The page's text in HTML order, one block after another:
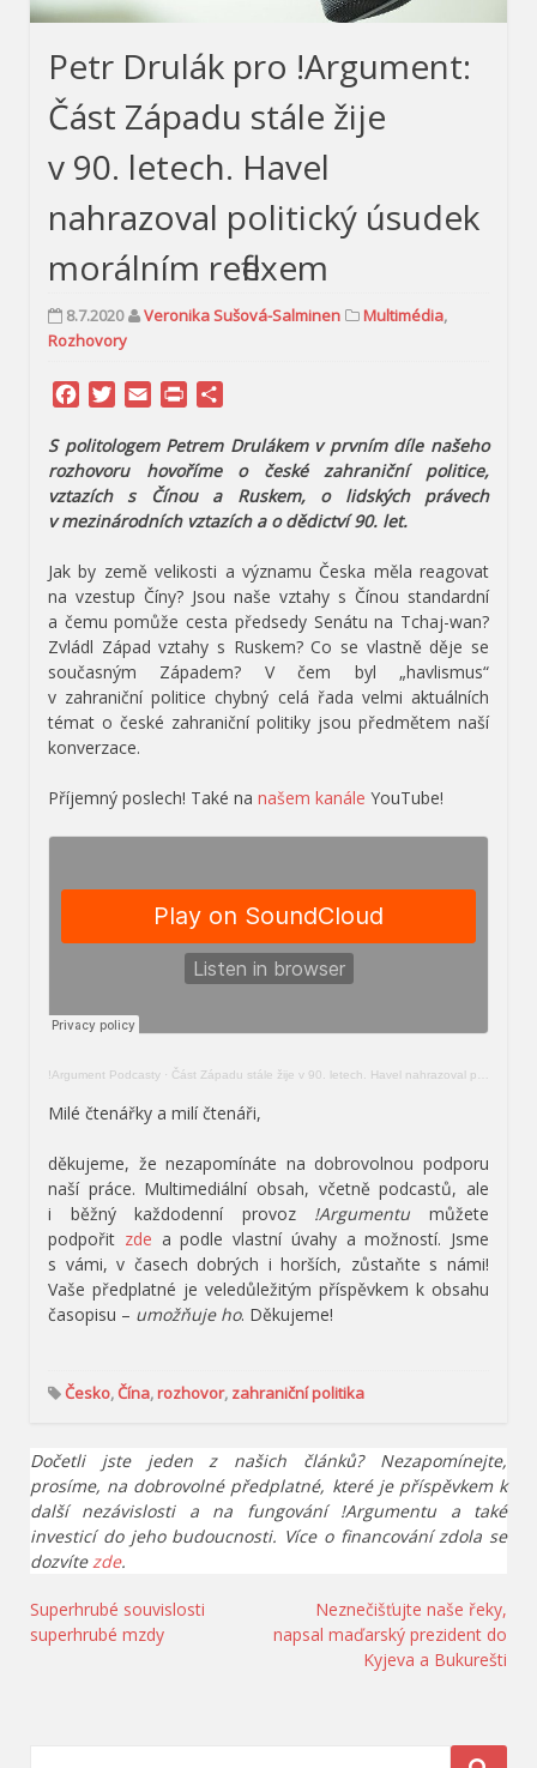
Petr Drulák pro !Argument:
Část Západu stále žije
v 90. letech. Havel
nahrazoval politický úsudek
morálním reflexem
8.7.2020 Veronika Sušová-Salminen Multimédia,
Rozhovory
Facebook
Twitter
Email Print
S politologem Petrem Drulákem v prvním díle našeho
rozhovoru hovoříme o české zahraniční politice,
vztazích s Čínou a Ruskem, o lidských právech
v mezinárodních vztazích a o dědictví 90. let.
Jak by země velikosti a významu Česka měla reagovat
na vzestup Číny? Jsou naše vztahy s Čínou standardní
a čemu pomůže cesta předsedy Senátu na Tchaj-wan?
Zvládl Západ vztahy s Ruskem? Co se vlastně děje se
současným Západem? V čem byl „havlismus“
v zahraniční politice chybný celá řada velmi aktuálních
témat o české zahraniční politiky jsou předmětem naší
konverzace.
Příjemný poslech! Také na našem kanále YouTube!
!Argument Podcasty · Část Západu stále žije v 90. letech. Havel nahrazoval politický úsudek morálním reflexem
Milé čtenářky a milí čtenáři,
děkujeme, že nezapomínáte na dobrovolnou podporu
naší práce. Multimediální obsah, včetně podcastů, ale
i běžný každodenní provoz !Argumentu můžete
podpořit zde a podle vlastní úvahy a možností. Jsme
s vámi, v časech dobrých i horších, zůstaňte s námi!
Vaše předplatné je veledůležitým příspěvkem k obsahu
časopisu – umožňuje ho. Děkujeme!
Česko,Čína,rozhovor, zahraniční politika
Dočetli jste jeden z našich článků? Nezapomínejte,
prosíme, na dobrovolné předplatné, které je příspěvkem k
další nezávislosti a na fungování !Argumentu a také
investicí do jeho budoucnosti. Více o financování zdola se
dozvítezde.
Navigace
pro
Superhrubé souvislosti
superhrubé mzdy
Neznečišťujte naše řeky,
napsal maďarský prezident do
Kyjeva a Bukurešti